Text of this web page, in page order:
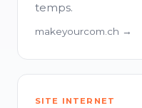
temps.
makeyourcom.ch →
SITE INTERNET